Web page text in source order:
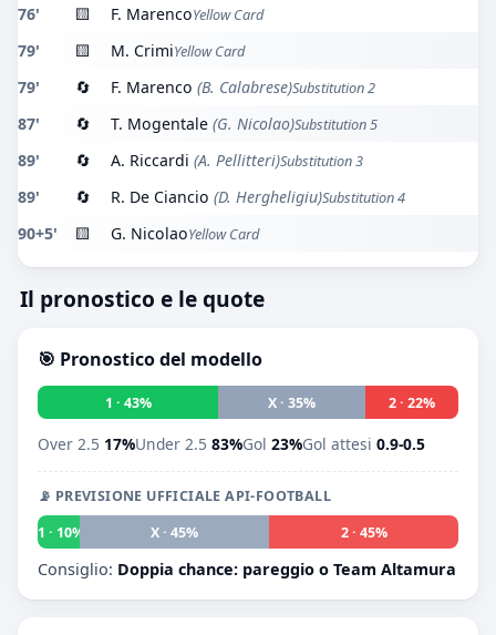
76' 🟨 F. MarencoYellow Card
79' 🟨 M. CrimiYellow Card
79' 🔄 F. Marenco (B. Calabrese)Substitution 2
87' 🔄 T. Mogentale (G. Nicolao)Substitution 5
89' 🔄 A. Riccardi (A. Pellitteri)Substitution 3
89' 🔄 R. De Ciancio (D. Hergheligiu)Substitution 4
90+5' 🟨 G. NicolaoYellow Card
Il pronostico e le quote
🎯 Pronostico del modello
1 · 43% X · 35% 2 · 22%
Over 2.5 17%Under 2.5 83%Gol 23%Gol attesi 0.9-0.5
📡 PREVISIONE UFFICIALE API-FOOTBALL
1 · 10%
X · 45% 2 · 45%
Consiglio: Doppia chance: pareggio o Team Altamura